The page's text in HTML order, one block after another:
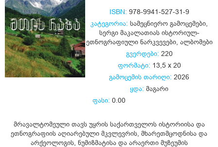
ISBN: 978-9941-527-31-9
კატეგორია: სამეცნიერო გამოცემები
სერგი მაკალათიას ისტორიულ-
ეთნოგრაფიული ნარკვევები, ალბომები
გვერდები: 220
ფორმატი: 13,5 x 20
გამოცემის თარიღი: 2026
ყდა: მაგარი
ფასი: 0.00
მრავალტომეული თავს უყრის საქართველოს ისტორიისა და
ეთნოგრაფიის აღიარებული მკვლევრის, მხარეთმცოდნისა და
არქეოლოგის, ნუმიზმატისა და არაერთი მუზეუმის